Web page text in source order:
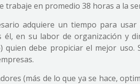
trabaje en promedio 38 horas a la
adquiere un tiempo para
él, en su labor de organización y
quien debe propiciar el mejor uso.
(más de lo que ya se hace,